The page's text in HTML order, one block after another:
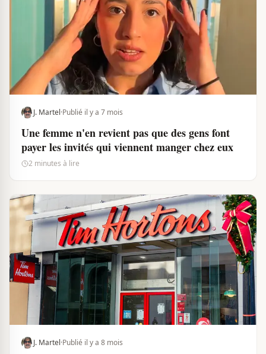
J. Martel·Publié il y a 7 mois
Une femme n'en revient pas que des gens font
payer les invités qui viennent manger chez eux
2 minutes à lire
J. Martel·Publié il y a 8 mois